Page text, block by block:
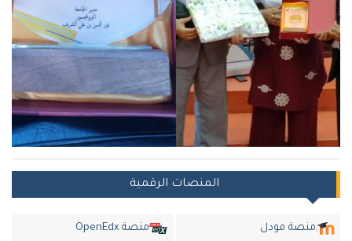
المنصات الرقمية
منصة مودل منصة OpenEdx